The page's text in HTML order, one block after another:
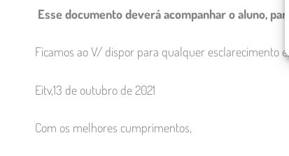
Esse documento deverá acompanhar o aluno,
Ficamos ao V/ dispor para qualquer esclarecimento e/
Eitv,13 de outubro de 2021
Com os melhores cumprimentos,